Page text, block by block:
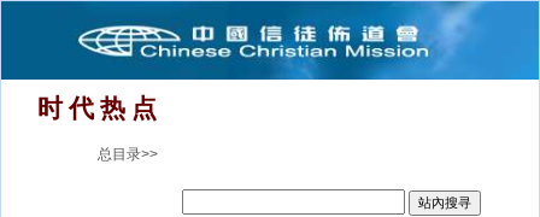
时 代 热 点
总目录>>